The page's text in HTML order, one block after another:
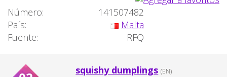
Número:
141507482
País:
Malta
Fuente:
RFQ
squishy dumplings (EN)